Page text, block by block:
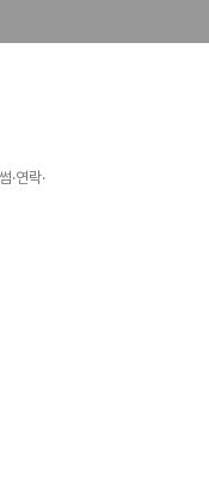
·연락·